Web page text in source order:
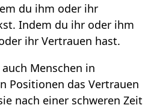
du ihm oder ihr
Indem du ihr oder ihm
ihr Vertrauen hast.
Menschen in
Positionen das Vertrauen
nach einer schweren Zeit